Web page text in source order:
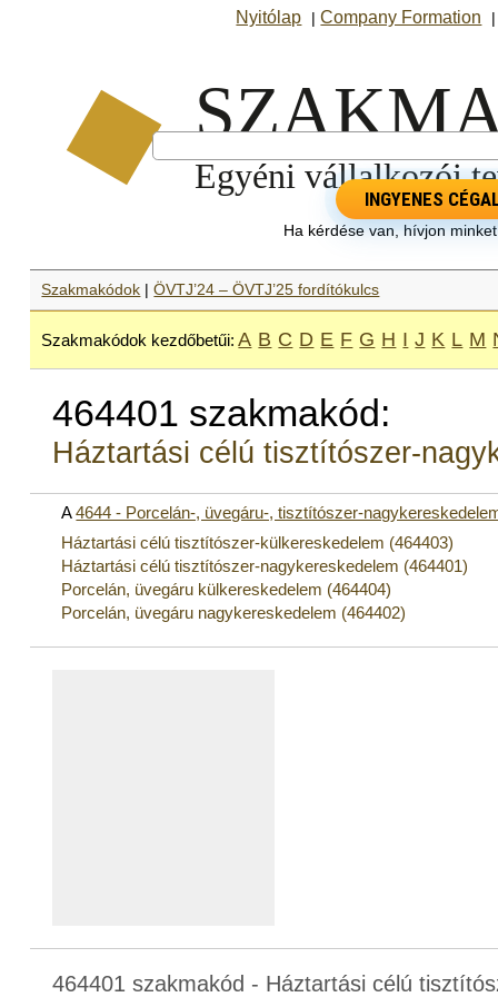
Nyitólap |Company Formation
INGYENES
Ha kérdése van, hívjon
Szakmakódok |ÖVTJ’24 – ÖVTJ’25 fordítókulcs
Szakmakódok kezdőbetűi: A B C D E F G H I J K L M
464401 szakmakód:
Háztartási célú tisztítószer-
A4644 - Porcelán-, üvegáru-, tisztítószer-
Háztartási célú tisztítószer-külkereskedelem (464403)
Háztartási célú tisztítószer-nagykereskedelem (464401)
Porcelán, üvegáru külkereskedelem (464404)
Porcelán, üvegáru nagykereskedelem (464402)
464401 szakmakód - Háztartási célú